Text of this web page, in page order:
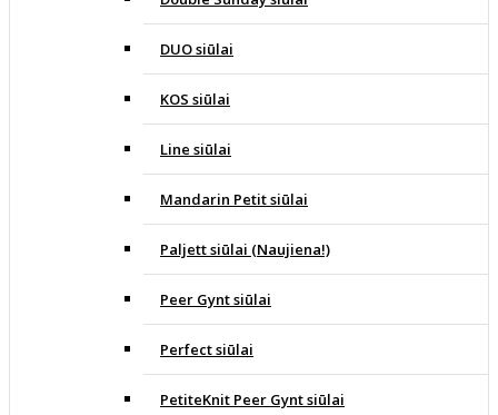
DUO siūlai
KOS siūlai
Line siūlai
Mandarin Petit siūlai
Paljett siūlai (Naujiena!)
Peer Gynt siūlai
Perfect siūlai
PetiteKnit Peer Gynt siūlai